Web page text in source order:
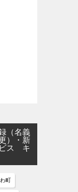
（名義
）・新
ビス キ
町